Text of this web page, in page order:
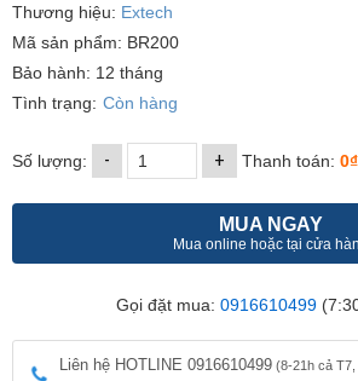
Thương hiệu: Extech
Mã sản phẩm: BR200
Bảo hành: 12 tháng
Tình trạng: Còn hàng
Số lượng: - + Thanh toán: 0₫
MUA NGAY
Mua online hoặc tại cửa
Gọi đặt mua: 0916610499
Liên hệ HOTLINE 0916610499 (8-21h cả T7,